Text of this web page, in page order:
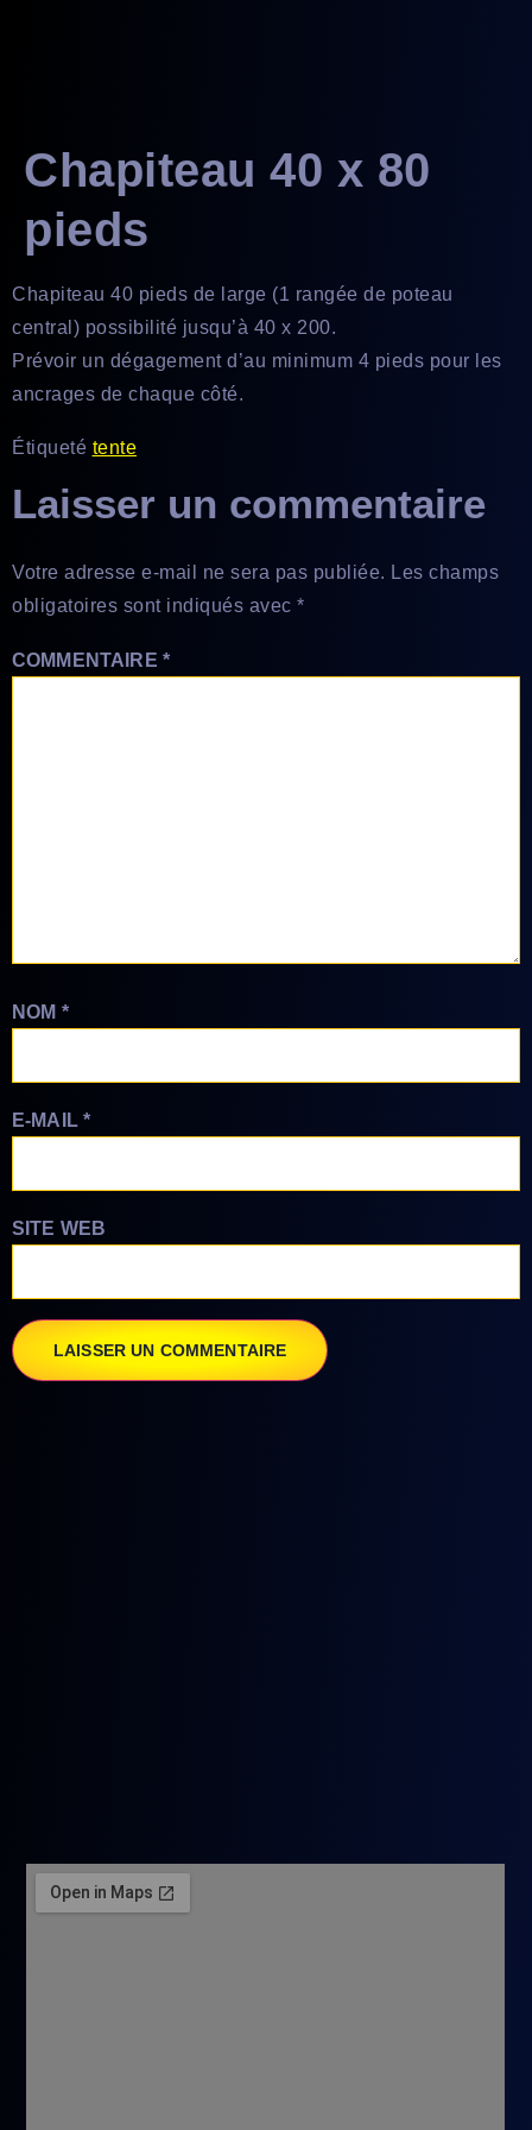
Chapiteau 40 x 80
pieds
Chapiteau 40 pieds de large (1 rangée de poteau
central) possibilité jusqu’à 40 x 200.
Prévoir un dégagement d’au minimum 4 pieds pour les
ancrages de chaque côté.
Étiqueté tente
Laisser un commentaire
Votre adresse e-mail ne sera pas publiée. Les champs
obligatoires sont indiqués avec *
COMMENTAIRE *
NOM *
E-MAIL*
SITE WEB